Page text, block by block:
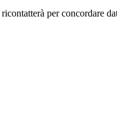
per concordare